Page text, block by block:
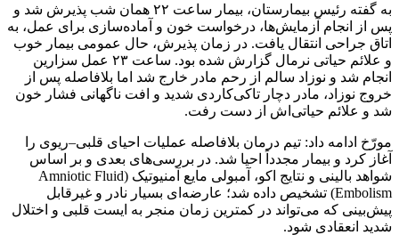
به گفته رئیس بیمارستان، بیمار ساعت ۲۲ همان شب پذیرش شد و
پس از انجام آزمایش‌ها، درخواست خون و آماده‌سازی برای عمل، به
اتاق جراحی انتقال یافت. در زمان پذیرش، حال عمومی بیمار خوب
و علائم حیاتی نرمال گزارش شده بود. ساعت ۲۳ عمل سزارین
انجام شد و نوزاد سالم از رحم مادر خارج شد اما بلافاصله پس از
خروج نوزاد، مادر دچار تاکی‌کاردی شدید و افت ناگهانی فشار خون
شد و علائم حیاتی‌اش از دست رفت.
مورّخ ادامه داد: تیم درمان بلافاصله عملیات احیای قلبی–ریوی را
آغاز کرد و بیمار مجدداً احیا شد. در بررسی‌های بعدی و بر اساس
شواهد بالینی و نتایج اکو، آمبولی مایع آمنیوتیک (Amniotic Fluid
Embolism) تشخیص داده شد؛ عارضه‌ای بسیار نادر و غیرقابل
پیش‌بینی که می‌تواند در کمترین زمان منجر به ایست قلبی و اختلال
شدید انعقادی شود.